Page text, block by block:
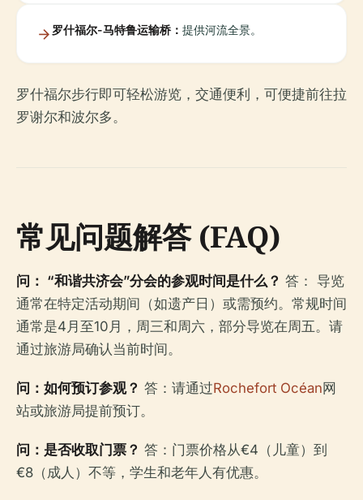
罗什福尔-马特鲁运输桥： 提供河流全景。
罗什福尔步行即可轻松游览，交通便利，可便捷前往拉
罗谢尔和波尔多。
常见问题解答 (FAQ)
问： “和谐共济会”分会的参观时间是什么？ 答： 导览
通常在特定活动期间（如遗产日）或需预约。常规时间
通常是4月至10月，周三和周六，部分导览在周五。请
通过旅游局确认当前时间。
问：如何预订参观？ 答：请通过Rochefort Océan网
站或旅游局提前预订。
问：是否收取门票？ 答：门票价格从€4（儿童）到
€8（成人）不等，学生和老年人有优惠。